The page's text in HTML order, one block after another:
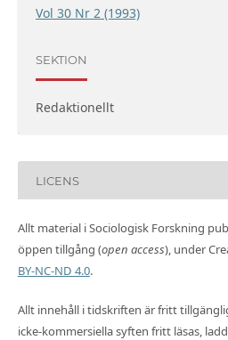
Vol 30 Nr 2 (1993)
SEKTION
Redaktionellt
LICENS
Allt material i Sociologisk Forskning
öppen tillgång (open access), under
BY-NC-ND 4.0.
Allt innehåll i tidskriften är fritt
icke-kommersiella syften fritt läsas,